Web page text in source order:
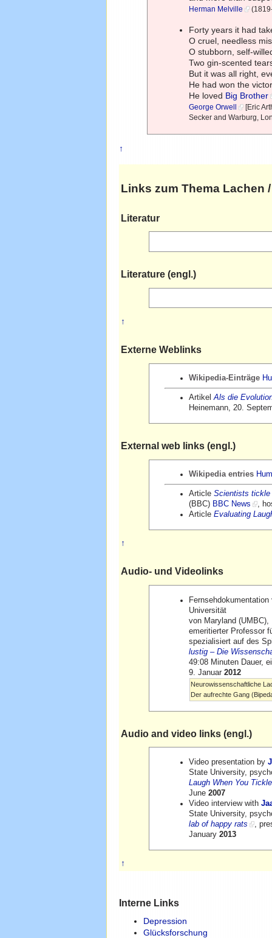
Herman Melville
Forty years it had
O cruel, needless
O stubborn, self-
Two gin-scented
But it was all right,
He had won the
He loved Big Brother
George Orwell [Eric
Secker and Warburg,
↑
Links zum Thema Lachen
Literatur
Literature (engl.)
↑
Externe Weblinks
Wikipedia-Einträge
ArtikelAls die
Heinemann, 20.
External web links (engl.)
Wikipedia entries
ArticleScientists tickle
(BBC) BBC News
,
ArticleEvaluating
↑
Audio- und Videolinks
Universität
von Maryland
emeritierter Professor
spezialisiert auf des
lustig – Die
49:08 Minuten Dauer,
9. Januar2012
Neurowissenschaftliche
Der aufrechte Gang
Audio and video links (engl.)
Video presentation by
State University,
Laugh When You
June2007
Video interview with
State University,
lab of happy rats
,
January2013
↑
Interne Links
Depression
Glücksforschung